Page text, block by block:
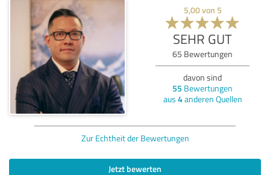
5,00von 5
SEHR GUT
65 Bewertungen
davon sind
55 Bewertungen
aus 4anderen Quellen
Zur Echtheit der Bewertungen
Jetzt bewerten